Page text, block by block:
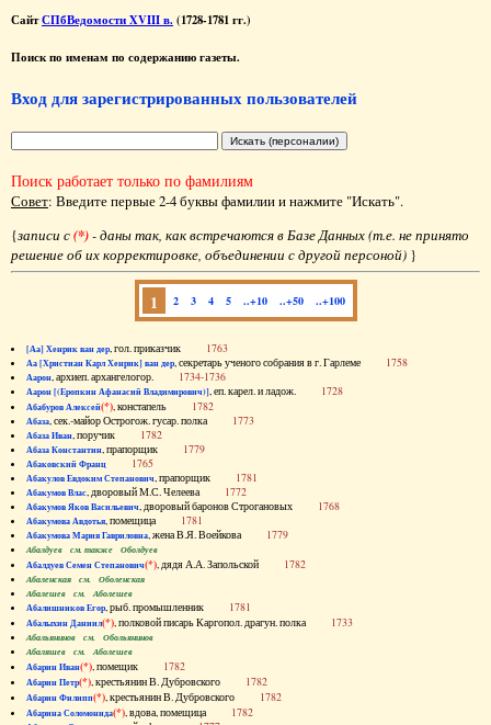
СайтСПбВедомости XVIII в. (1728-1781 гг.)
Поиск по именам по содержанию газеты.
Вход для зарегистрированных пользователей
Поиск работает только по фамилиям
Совет: Введите первые 2-4 буквы фамилии и нажмите "Искать".
{записи с(*)- даны так, как встречаются в Базе Данных (т.е. не принято
решение об их корректировке, объединении с другой персоной) }
1 2 3 4 5 ..+10 ..+50 ..+100
[Аа] Хенрик ван дер, гол. приказчик 1763
Аа [Христиан Карл Хенрик] ван дер, секретарь ученого собрания в г. Гарлеме 1758
Аарон, архиеп. архангелогор. 1734-1736
Аарон [(Еропкин Афанасий Владимирович)], еп. карел. и ладож. 1728
Абабуров Алексей(*), констапель 1782
Абаза, сек.-майор Острогож. гусар. полка 1773
Абаза Иван, поручик 1782
Абаза Константин, прапорщик 1779
Абаковский Франц 1765
Абакулов Евдоким Степанович, прапорщик 1781
Абакумов Влас, дворовый М.С. Челеева 1772
Абакумов Яков Васильевич, дворовый баронов Строгановых 1768
Абакумова Авдотья, помещица 1781
Абакумова Мария Гавриловна, жена В.Я. Воейкова 1779
Абалдуев см. также Оболдуев
Абалдуев Семен Степанович(*), дядя А.А. Запольской 1782
Абаленская см. Оболенская
Абалешев см. Аболешев
Абалишников Егор, рыб. промышленник 1781
Абалыхин Даниил(*), полковой писарь Каргопол. драгун. полка 1733
Абальянинов см. Обольянинов
Абаляшев см. Аболешев
Абарин Иван(*), помещик 1782
Абарин Петр(*), крестьянин В. Дубровского 1782
Абарин Филипп(*), крестьянин В. Дубровского 1782
Абарина Соломонида(*), вдова, помещица 1782